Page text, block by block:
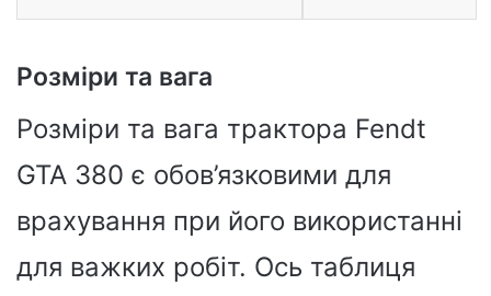
Розміри та вага
Розміри та вага трактора Fendt
GTA 380 є обов’язковими для
врахування при його використанні
для важких робіт. Ось таблиця